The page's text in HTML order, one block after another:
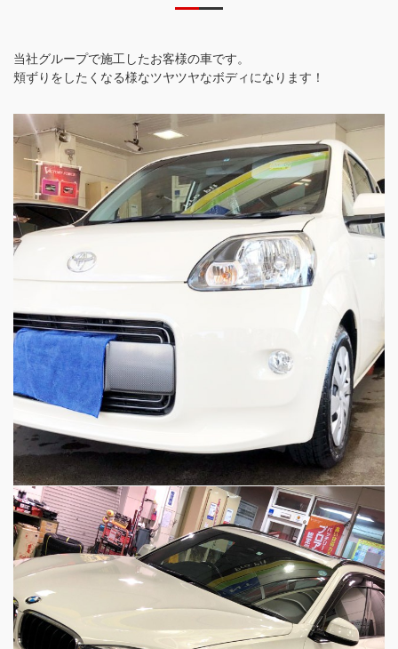
当社グループで施工したお客様の車です。
頬ずりをしたくなる様なツヤツヤなボディになります！